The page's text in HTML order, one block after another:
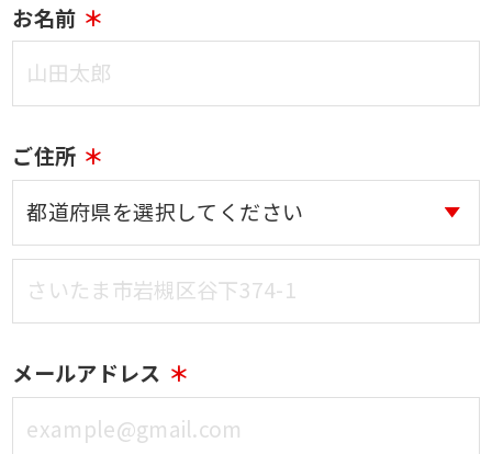
お名前
ご住所
メールアドレス